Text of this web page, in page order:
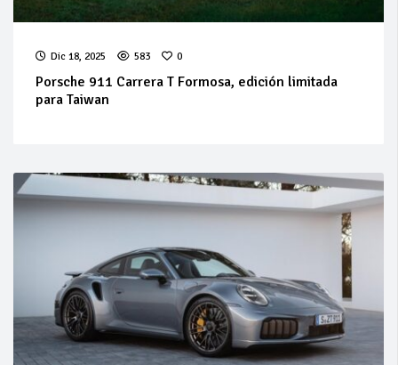
Dic 18, 2025 583 0
Porsche 911 Carrera T Formosa, edición limitada
para Taiwan